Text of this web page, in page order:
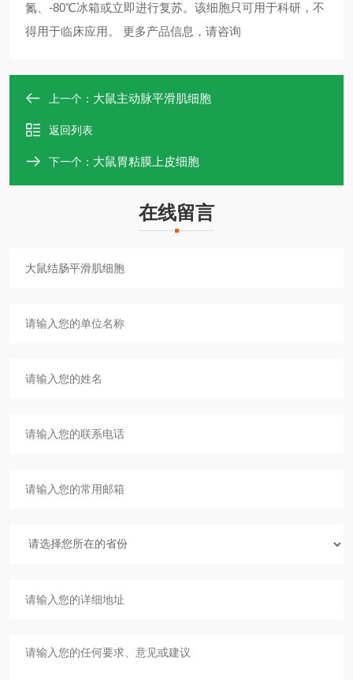
氮、-80℃冰箱或立即进行复苏。该细胞只可用于科研，不
得用于临床应用。 更多产品信息，请咨询 ​​​​​​​
上一个： 大鼠主动脉平滑肌细胞
返回列表
下一个： 大鼠胃粘膜上皮细胞
在线留言